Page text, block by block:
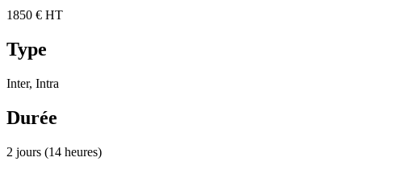
1850 € HT
Type
Inter, Intra
Durée
2 jours (14 heures)